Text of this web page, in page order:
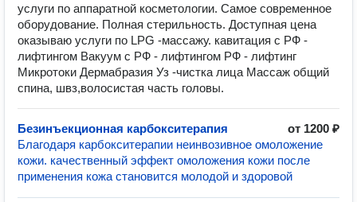
услуги по аппаратной косметологии. Самое современное
оборудование. Полная стерильность. Доступная цена
оказываю услуги по LPG -массажу. кавитация с РФ -
лифтингом Вакуум с РФ - лифтингом РФ - лифтинг
Микротоки Дермабразия Уз -чистка лица Массаж общий
спина, швз,волосистая часть головы.
Безинъекционная карбокситерапия
от 1200 ₽
Благодаря карбокситерапии неинвозивное омоложение
кожи. качественный эффект омоложения кожи после
применения кожа становится молодой и здоровой